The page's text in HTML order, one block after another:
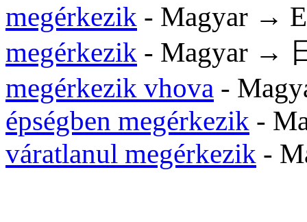
megérkezik - Magyar →
megérkezik - Magyar →
megérkezik vhova -
épségben megérkezik -
váratlanul megérkezik -